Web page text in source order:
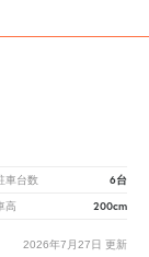
車台数 6台
高 200cm
2026年7月27日 更新